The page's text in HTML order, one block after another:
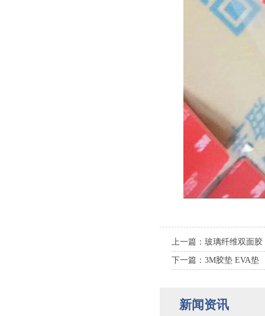
上一篇：玻璃纤维双面胶
下一篇：3M胶垫 EVA垫
新闻资讯